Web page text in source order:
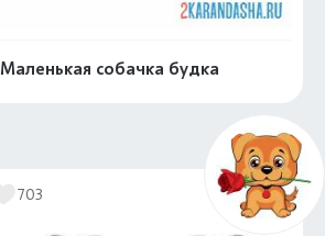
Маленькая собачка будка
703